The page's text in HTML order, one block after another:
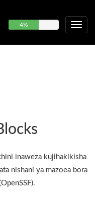
4%
inaweza kujihakikisha
nishani ya mazoea bora